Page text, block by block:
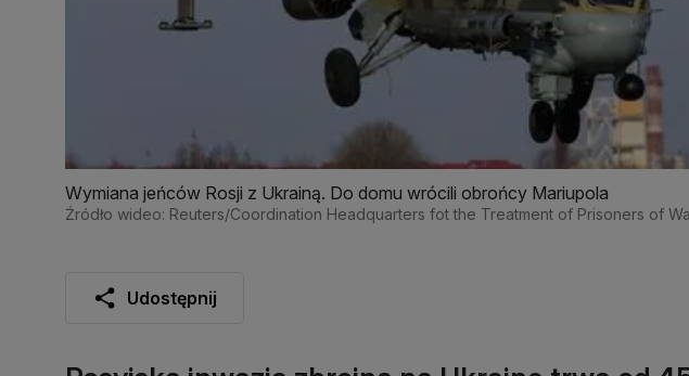
Wymiana jeńców Rosji z Ukrainą. Do domu wrócili obrońcy Mariupola
Źródło wideo: Reuters/Coordination Headquarters fot the Treatment of Prisoners of
Udostępnij